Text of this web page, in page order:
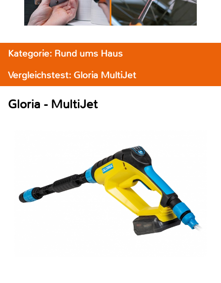
Kategorie: Rund ums Haus
Vergleichstest: Gloria MultiJet
Gloria - MultiJet